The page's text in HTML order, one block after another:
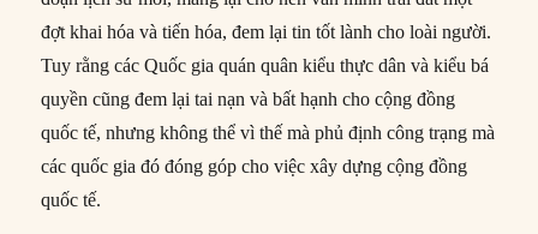
đợt khai hóa và tiến hóa, đem lại tin tốt lành cho loài người.
Tuy rằng các Quốc gia quán quân kiểu thực dân và kiểu bá
quyền cũng đem lại tai nạn và bất hạnh cho cộng đồng
quốc tế, nhưng không thể vì thế mà phủ định công trạng mà
các quốc gia đó đóng góp cho việc xây dựng cộng đồng
quốc tế.